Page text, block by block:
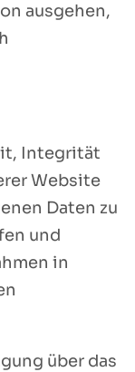
ausgehen,
Integrität
Website
Daten zu
und
in
über das